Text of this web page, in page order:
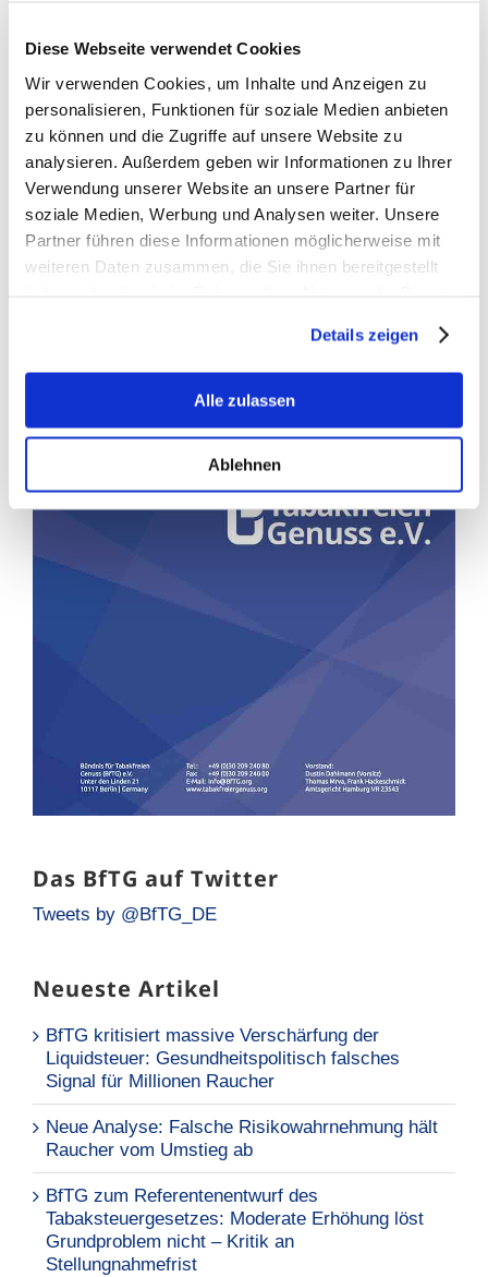
Diese Webseite verwendet Cookies
Wir verwenden Cookies, um Inhalte und Anzeigen zu
personalisieren, Funktionen für soziale Medien anbieten
zu können und die Zugriffe auf unsere Website zu
analysieren. Außerdem geben wir Informationen zu Ihrer
Verwendung unserer Website an unsere Partner für
soziale Medien, Werbung und Analysen weiter. Unsere
Partner führen diese Informationen möglicherweise mit
weiteren Daten zusammen, die Sie ihnen bereitgestellt
Details zeigen
Alle zulassen
Ablehnen
Fakten zur E-Zigarette
Das BfTG auf Twitter
Tweets by @BfTG_DE
Neueste Artikel
BfTG kritisiert massive Verschärfung der
Liquidsteuer: Gesundheitspolitisch falsches
Signal für Millionen Raucher
Neue Analyse: Falsche Risikowahrnehmung hält
Raucher vom Umstieg ab
BfTG zum Referentenentwurf des
Tabaksteuergesetzes: Moderate Erhöhung löst
Grundproblem nicht – Kritik an
Stellungnahmefrist